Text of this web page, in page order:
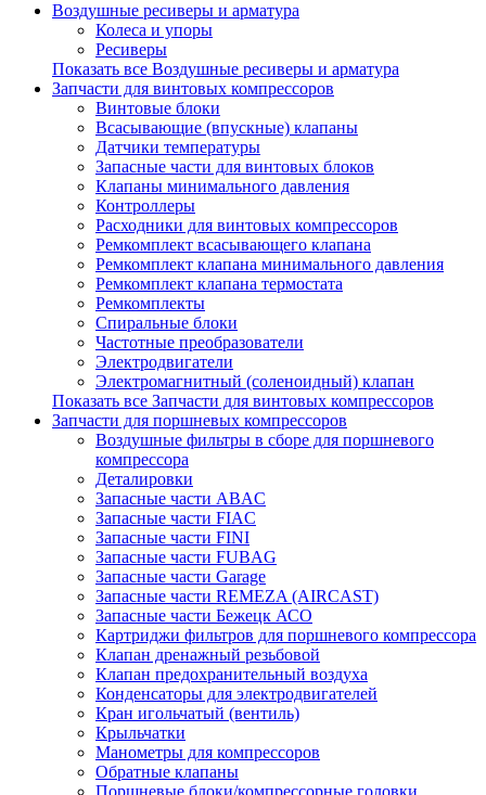
Воздушные ресиверы и арматура
Колеса и упоры
Ресиверы
Показать все Воздушные ресиверы и арматура
Запчасти для винтовых компрессоров
Винтовые блоки
Всасывающие (впускные) клапаны
Датчики температуры
Запасные части для винтовых блоков
Клапаны минимального давления
Контроллеры
Расходники для винтовых компрессоров
Ремкомплект всасывающего клапана
Ремкомплект клапана минимального давления
Ремкомплект клапана термостата
Ремкомплекты
Спиральные блоки
Частотные преобразователи
Электродвигатели
Электромагнитный (соленоидный) клапан
Показать все Запчасти для винтовых компрессоров
Запчасти для поршневых компрессоров
Воздушные фильтры в сборе для поршневого
компрессора
Деталировки
Запасные части ABAC
Запасные части FIAC
Запасные части FINI
Запасные части FUBAG
Запасные части Garage
Запасные части REMEZA (AIRCAST)
Запасные части Бежецк АСО
Картриджи фильтров для поршневого компрессора
Клапан дренажный резьбовой
Клапан предохранительный воздуха
Конденсаторы для электродвигателей
Кран игольчатый (вентиль)
Крыльчатки
Манометры для компрессоров
Обратные клапаны
Поршневые блоки/компрессорные головки